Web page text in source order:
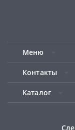
Меню
Контакты
Каталог